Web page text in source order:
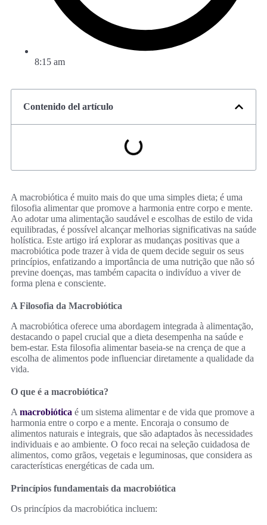
8:15 am
Contenido del artículo
A macrobiótica é muito mais do que uma simples dieta; é uma
filosofia alimentar que promove a harmonia entre corpo e mente.
Ao adotar uma alimentação saudável e escolhas de estilo de vida
equilibradas, é possível alcançar melhorias significativas na saúde
holística. Este artigo irá explorar as mudanças positivas que a
macrobiótica pode trazer à vida de quem decide seguir os seus
princípios, enfatizando a importância de uma nutrição que não só
previne doenças, mas também capacita o indivíduo a viver de
forma plena e consciente.
A Filosofia da Macrobiótica
A macrobiótica oferece uma abordagem integrada à alimentação,
destacando o papel crucial que a dieta desempenha na saúde e
bem-estar. Esta filosofia alimentar baseia-se na crença de que a
escolha de alimentos pode influenciar diretamente a qualidade da
vida.
O que é a macrobiótica?
A macrobiótica é um sistema alimentar e de vida que promove a
harmonia entre o corpo e a mente. Encoraja o consumo de
alimentos naturais e integrais, que são adaptados às necessidades
individuais e ao ambiente. O foco recai na seleção cuidadosa de
alimentos, como grãos, vegetais e leguminosas, que considera as
características energéticas de cada um.
Princípios fundamentais da macrobiótica
Os princípios da macrobiótica incluem: